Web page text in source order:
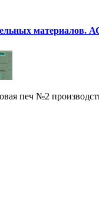
материалов.
печ №2